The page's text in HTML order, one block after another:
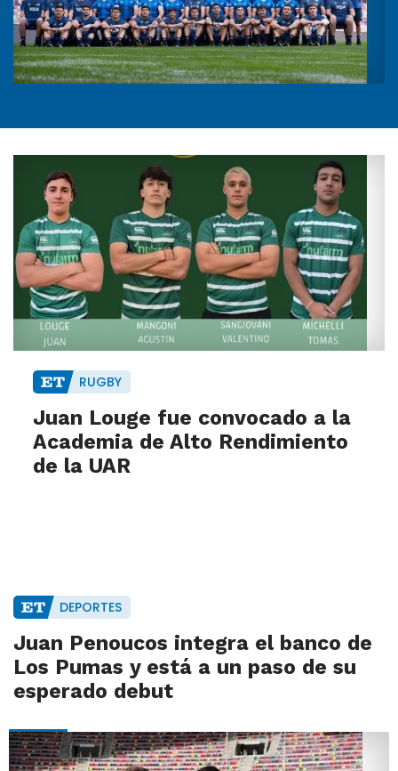
RUGBY
Juan Louge fue convocado a la
Academia de Alto Rendimiento
de la UAR
DEPORTES
Juan Penoucos integra el banco de
Los Pumas y está a un paso de su
esperado debut